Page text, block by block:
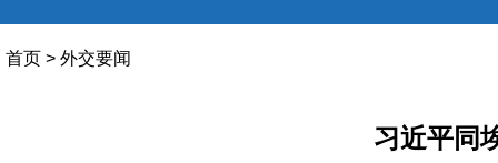
首页 > 外交要闻
习近平同